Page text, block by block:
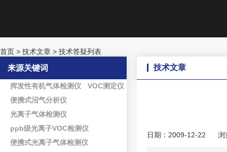
首页 > 技术文章 > 技术答疑列表
来源关键词
挥发性有机气体检测仪
VOC测定仪
便携式沼气分析仪
光离子气体检测仪
ppb级光离子VOC检测仪
便携式光离子气体检测仪
技术文章
日期：2009-12-22 浏